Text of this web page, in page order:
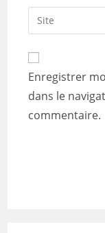
comment
email
address
Saisir
l’URL
votre
site
(facultatif)
Enregistrer
dans le
commentaire.